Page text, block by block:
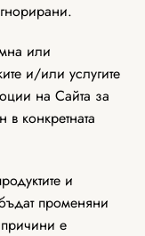
или
и/или услугите
на Сайта за
конкретната
и
променяни
е